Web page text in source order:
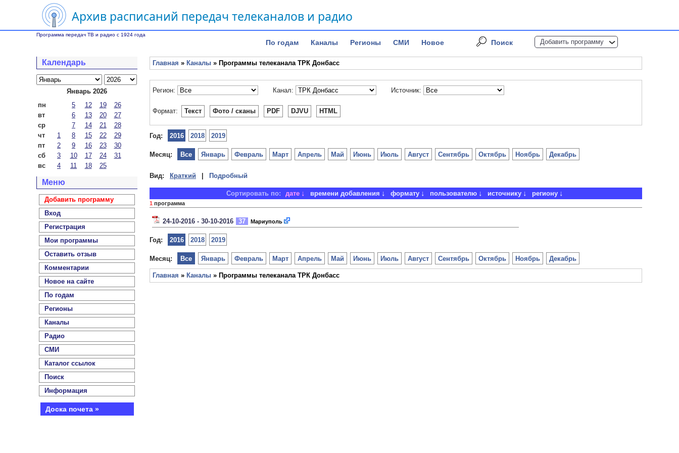
Архив расписаний передач телеканалов и радио
Программа передач ТВ и радио с 1924 года
По годам Каналы Регионы СМИ Новое Поиск Добавить программу
Календарь
Январь 2026
пн
5 12 19
26
вт
6 13 20
27
ср
7 14 21
28
чт
1 8 15 22
29
пт
2 9 16 23
30
сб
3 10 17 24
31
вс
4 11 18 25
Меню
Добавить программу
Вход
Регистрация
Мои программы
Оставить отзыв
Комментарии
Новое на сайте
По годам
Регионы
Каналы
Радио
СМИ
Каталог ссылок
Поиск
Информация
Доска почета »
Главная » Каналы » Программы телеканала ТРК Донбасс
Регион: Канал: Источник:
Формат: Текст Фото / сканы PDF DJVU HTML
Год: 2016 2018 2019
Месяц: Январь Февраль Март Апрель Май Июнь Июль Август Сентябрь Октябрь Ноябрь Декабрь
Все
Вид: Краткий Подробный
Сортировать по: дате времени добавления формату пользователю источнику региону
1 программа
24-10-2016 - 30-10-2016 37 Мариуполь
Год: 2016 2018 2019
Месяц: Январь Февраль Март Апрель Май Июнь Июль Август Сентябрь Октябрь Ноябрь Декабрь
Все
Главная » Каналы » Программы телеканала ТРК Донбасс